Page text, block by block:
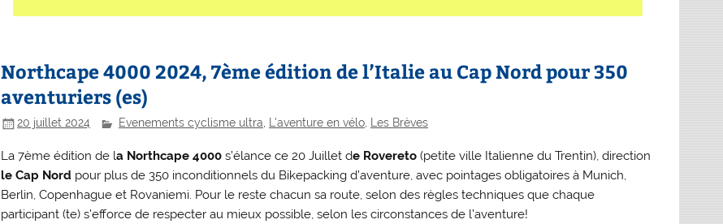
Northcape 4000 2024, 7ème édition de l’Italie au Cap Nord pour 350
aventuriers (es)
20 juillet 2024 Evenements cyclisme ultra, L'aventure en vélo, Les Brèves
La 7ème édition de la Northcape 4000 s’élance ce 20 Juillet de Rovereto (petite ville Italienne du Trentin), direction
le Cap Nord pour plus de 350 inconditionnels du Bikepacking d’aventure, avec pointages obligatoires à Munich,
Berlin, Copenhague et Rovaniemi. Pour le reste chacun sa route, selon des règles techniques que chaque
participant (te) s’efforce de respecter au mieux possible, selon les circonstances de l’aventure!